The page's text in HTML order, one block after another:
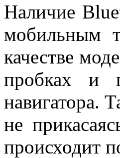
Наличие
мобильным
качестве
пробках и
навигатора.
не
происходит